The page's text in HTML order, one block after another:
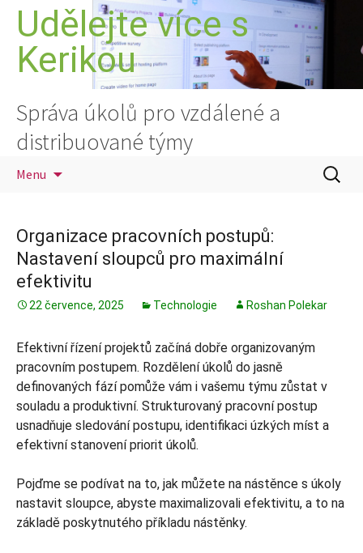
Přejít
obsahu
webu
Udělejte více s
Kerikou
Správa úkolů pro vzdálené a
distribuované týmy
Menu
Organizace pracovních postupů:
Nastavení sloupců pro maximální
efektivitu
22 července, 2025 Technologie Roshan Polekar
Efektivní řízení projektů začíná dobře organizovaným
pracovním postupem. Rozdělení úkolů do jasně
definovaných fází pomůže vám i vašemu týmu zůstat v
souladu a produktivní. Strukturovaný pracovní postup
usnadňuje sledování postupu, identifikaci úzkých míst a
efektivní stanovení priorit úkolů.
Pojďme se podívat na to, jak můžete na nástěnce s úkoly
nastavit sloupce, abyste maximalizovali efektivitu, a to na
základě poskytnutého příkladu nástěnky.